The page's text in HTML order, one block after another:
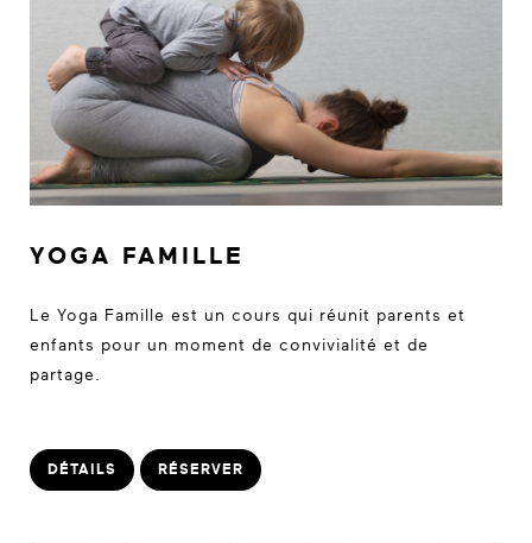
YOGA FAMILLE
Le Yoga Famille est un cours qui réunit parents et
enfants pour un moment de convivialité et de
partage.
DÉTAILS RÉSERVER